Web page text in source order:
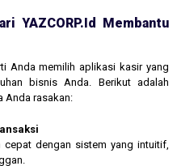
YAZCORP.id Membantu
Anda memilih aplikasi kasir yang
bisnis Anda. Berikut adalah
Anda rasakan:
dengan sistem yang intuitif,